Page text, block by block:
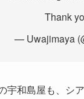
Thank
— Uwajimaya
宇和島屋も、シ